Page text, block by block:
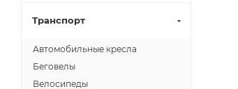
Транспорт
Автомобильные кресла
Беговелы
Велосипеды